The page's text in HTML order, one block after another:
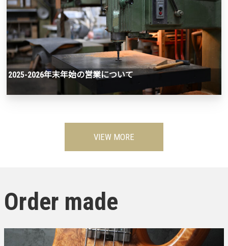
2025-2026年末年始の営業について
VIEW MORE
Order made